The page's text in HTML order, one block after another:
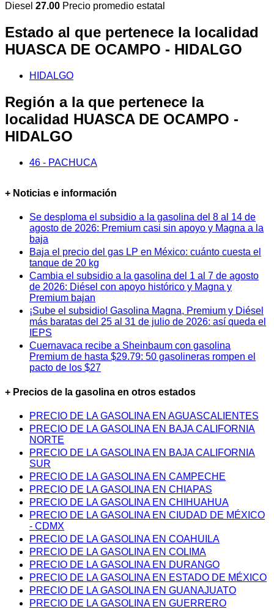
Diesel 27.00 Precio promedio estatal
Estado al que pertenece la localidad
HUASCA DE OCAMPO - HIDALGO
HIDALGO
Región a la que pertenece la
localidad HUASCA DE OCAMPO -
HIDALGO
46 - PACHUCA
+ Noticias e información
Se desploma el subsidio a la gasolina del 8 al 14 de
agosto de 2026: Premium casi sin apoyo y Magna a la
baja
Baja el precio del gas LP en México: cuánto cuesta el
tanque de 20 kg
Cambia el subsidio a la gasolina del 1 al 7 de agosto
de 2026: Diésel con apoyo histórico y Magna y
Premium bajan
¡Sube el subsidio! Gasolina Magna, Premium y Diésel
más baratas del 25 al 31 de julio de 2026: así queda el
IEPS
Cuernavaca recibe a Sheinbaum con gasolina
Premium de hasta $29.79: 50 gasolineras rompen el
pacto de los $27
+ Precios de la gasolina en otros estados
PRECIO DE LA GASOLINA EN AGUASCALIENTES
PRECIO DE LA GASOLINA EN BAJA CALIFORNIA
NORTE
PRECIO DE LA GASOLINA EN BAJA CALIFORNIA
SUR
PRECIO DE LA GASOLINA EN CAMPECHE
PRECIO DE LA GASOLINA EN CHIAPAS
PRECIO DE LA GASOLINA EN CHIHUAHUA
PRECIO DE LA GASOLINA EN CIUDAD DE MÉXICO
- CDMX
PRECIO DE LA GASOLINA EN COAHUILA
PRECIO DE LA GASOLINA EN COLIMA
PRECIO DE LA GASOLINA EN DURANGO
PRECIO DE LA GASOLINA EN ESTADO DE MÉXICO
PRECIO DE LA GASOLINA EN GUANAJUATO
PRECIO DE LA GASOLINA EN GUERRERO